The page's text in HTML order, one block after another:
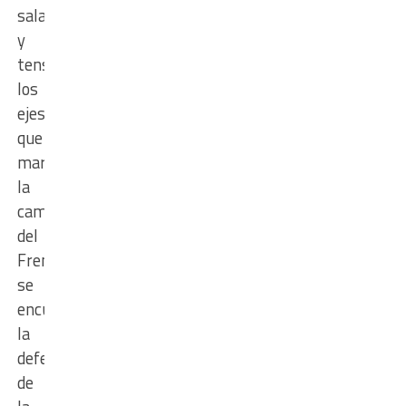
salariales
y
tensiones. Entre
los
ejes
que
marcaron
la
campaña
del
Frente
se
encuentran
la
defensa
de